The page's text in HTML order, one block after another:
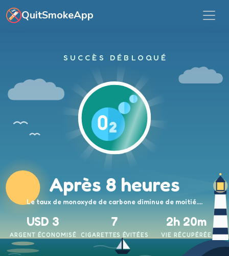
Aller au contenu principal
QuitSmokeApp
SUCCÈS DÉBLOQUÉ
Après 8 heures
Le taux de monoxyde de carbone diminue de moitié.…
USD 3 7 2h 20m
ARGENT ÉCONOMISÉ CIGARETTES ÉVITÉES VIE RÉCUPÉRÉE